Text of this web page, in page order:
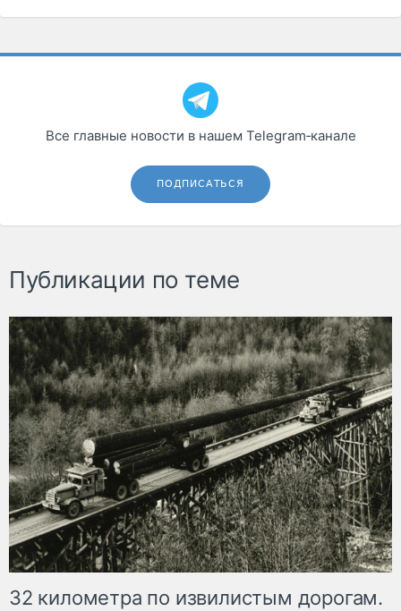
Все главные новости в нашем Telegram‑канале
ПОДПИСАТЬСЯ
Публикации по теме
32 километра по извилистым дорогам.